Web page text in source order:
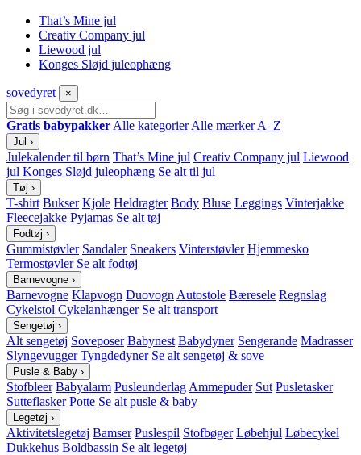
That’s Mine jul
Creativ Company jul
Liewood jul
Konges Sløjd juleophæng
sovedyret ×
Gratis babypakker Alle kategorier Alle mærker A–Z
Jul ›
Julekalender til børn That’s Mine jul Creativ Company jul Liewood
jul Konges Sløjd juleophæng Se alt til jul
Tøj ›
T-shirt Bukser Kjole Heldragter Body Bluse Leggings Vinterjakke
Fleecejakke Pyjamas Se alt tøj
Fodtøj ›
Gummistøvler Sandaler Sneakers Vinterstøvler Hjemmesko
Termostøvler Se alt fodtøj
Barnevogne ›
Barnevogne Klapvogn Duovogn Autostole Bæresele Regnslag
Cykelstol Cykelanhænger Se alt transport
Sengetøj ›
Alt sengetøj Soveposer Babynest Babydyner Sengerande Madrasser
Slyngevugger Tyngdedyner Se alt sengetøj & sove
Pusle & Baby ›
Stofbleer Babyalarm Pusleunderlag Ammepuder Sut Pusletasker
Sutteflasker Potte Se alt pusle & baby
Legetøj ›
Aktivitetslegetøj Bamser Puslespil Stofbøger Løbehjul Løbecykel
Dukkehus Boldbassin Se alt legetøj